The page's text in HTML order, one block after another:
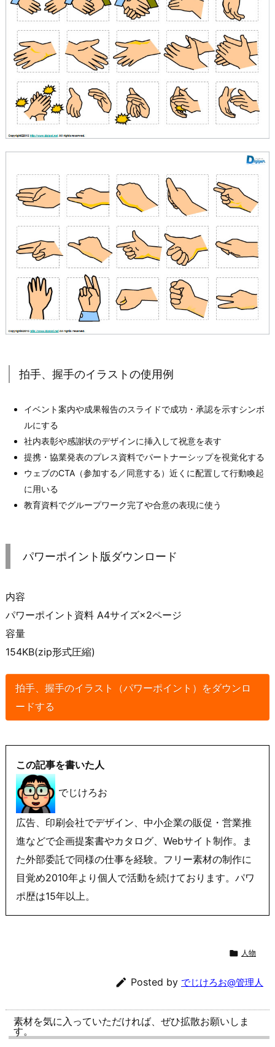
拍手、握手のイラストの使用例
イベント案内や成果報告のスライドで成功・承認を示すシンボ
ルにする
社内表彰や感謝状のデザインに挿入して祝意を表す
提携・協業発表のプレス資料でパートナーシップを視覚化する
ウェブのCTA（参加する／同意する）近くに配置して行動喚起
に用いる
教育資料でグループワーク完了や合意の表現に使う
パワーポイント版ダウンロード
内容
パワーポイント資料 A4サイズ×2ページ
容量
154KB(zip形式圧縮)
拍手、握手のイラスト（パワーポイント）をダウンロ
ードする
この記事を書いた人
でじけろお
広告、印刷会社でデザイン、中小企業の販促・営業推
進などで企画提案書やカタログ、Webサイト制作。ま
た外部委託で同様の仕事を経験。フリー素材の制作に
目覚め2010年より個人で活動を続けております。パワ
ポ歴は15年以上。
 人物
 Posted by でじけろお@管理人
素材を気に入っていただければ、ぜひ拡散お願いしま
す。